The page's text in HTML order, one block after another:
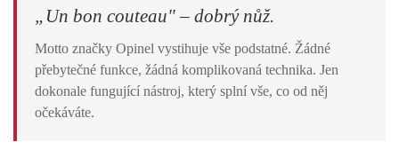
„Un bon couteau" – dobrý nůž.
Motto značky Opinel vystihuje vše podstatné. Žádné
přebytečné funkce, žádná komplikovaná technika. Jen
dokonale fungující nástroj, který splní vše, co od něj
očekáváte.